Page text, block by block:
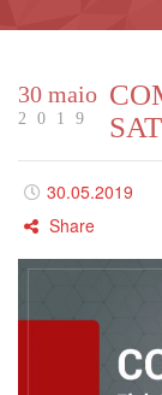
30 maio
2019
30.05.2019
Share